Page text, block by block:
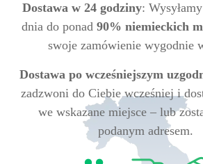
Dostawa w 24 godziny:
dnia do ponad 90% niemieckich
swoje zamówienie wygodnie
Dostawa po wcześniejszym
zadzwoni do Ciebie wcześniej i
we wskazane miejsce – lub
podanym adresem.